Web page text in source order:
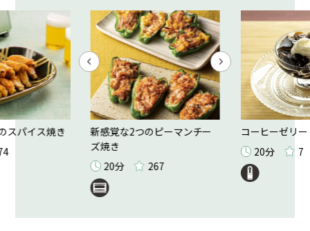
スパイス焼き
新感覚な2つのピーマンチー
ズ焼き
20分
267
コーヒーゼリー
20分
7